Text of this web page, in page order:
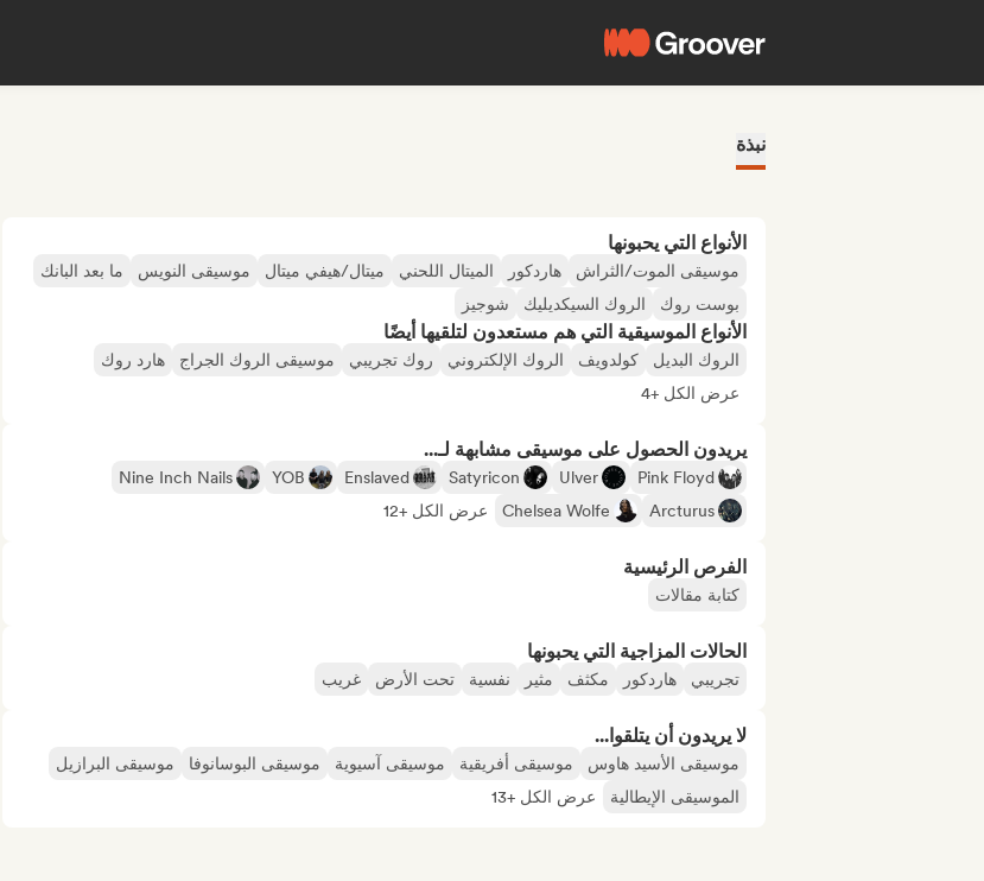
نبذة
الأنواع التي يحبونها
موسيقى الموت/الثراش هاردكور الميتال اللحني ميتال/هيفي ميتال موسيقى النويس
ما بعد البانك
بوست روك
الروك السيكديليك شوجيز
الأنواع الموسيقية التي هم مستعدون لتلقيها أيضًا
الروك البديل كولدويف الروك الإلكتروني روك تجريبي موسيقى الروك الجراج
هارد روك
عرض الكل +4
يريدون الحصول على موسيقى مشابهة لـ...
Pink Floyd
Ulver
Satyricon
Enslaved
YOB
Nine Inch Nails
Arcturus
Chelsea Wolfe عرض الكل +12
الفرص الرئيسية
كتابة مقالات
الحالات المزاجية التي يحبونها
تجريبي هاردكور مكثف مثير نفسية تحت الأرض غريب
لا يريدون أن يتلقوا...
موسيقى الأسيد هاوس موسيقى أفريقية موسيقى آسيوية موسيقى البوسانوفا
موسيقى البرازيل
الموسيقى الإيطالية
عرض الكل +13